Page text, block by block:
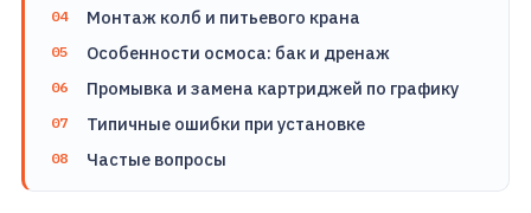
Монтаж колб и питьевого крана
Особенности осмоса: бак и дренаж
Промывка и замена картриджей по графику
Типичные ошибки при установке
Частые вопросы